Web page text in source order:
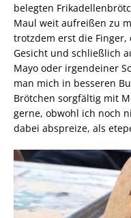
belegten
Maul weit aufreißen zu
trotzdem erst die Finger,
Gesicht und schließlich
Mayo oder irgendeiner
man mich in besseren
Brötchen sorgfältig mit
gerne, obwohl ich noch
dabei abspreize, als